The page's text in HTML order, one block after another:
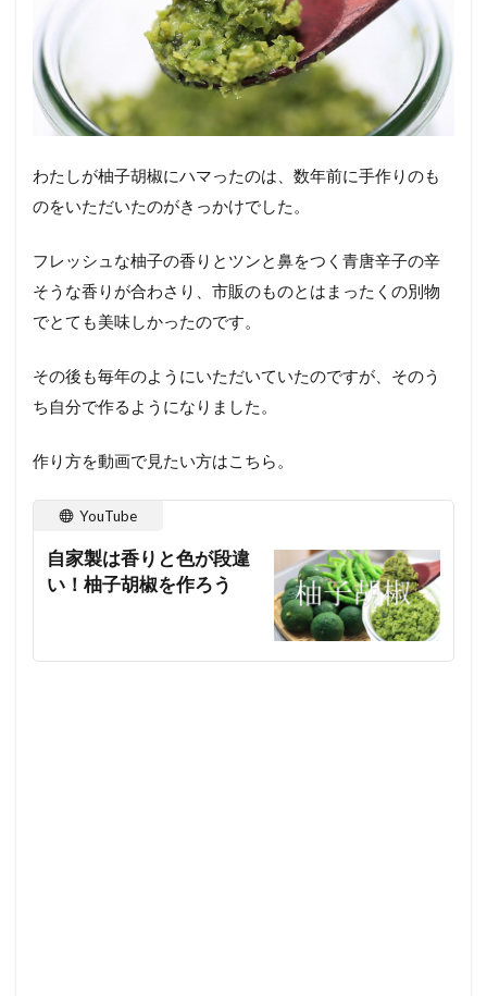
わたしが柚子胡椒にハマったのは、数年前に手作りのも
のをいただいたのがきっかけでした。
フレッシュな柚子の香りとツンと鼻をつく青唐辛子の辛
そうな香りが合わさり、市販のものとはまったくの別物
でとても美味しかったのです。
その後も毎年のようにいただいていたのですが、そのう
ち自分で作るようになりました。
作り方を動画で見たい方はこちら。
YouTube
自家製は香りと色が段違
い！柚子胡椒を作ろう